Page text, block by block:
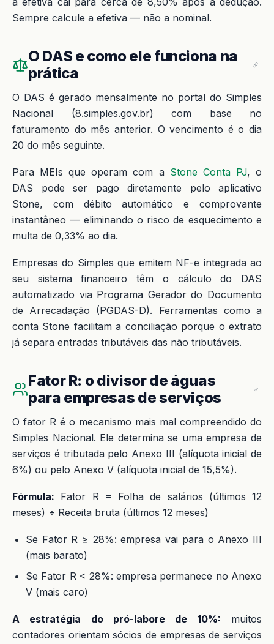
Sempre calcule a efetiva — não a nominal.
O DAS e como ele funciona na
prática
O DAS é gerado mensalmente no portal do Simples
Nacional (8.simples.gov.br) com base no
faturamento do mês anterior. O vencimento é o dia
20 do mês seguinte.
Para MEIs que operam com a Stone Conta PJ, o
DAS pode ser pago diretamente pelo aplicativo
Stone, com débito automático e comprovante
instantâneo — eliminando o risco de esquecimento e
multa de 0,33% ao dia.
Empresas do Simples que emitem NF-e integrada ao
seu sistema financeiro têm o cálculo do DAS
automatizado via Programa Gerador do Documento
de Arrecadação (PGDAS-D). Ferramentas como a
conta Stone facilitam a conciliação porque o extrato
já separa entradas tributáveis das não tributáveis.
Fator R: o divisor de águas
para empresas de serviços
O fator R é o mecanismo mais mal compreendido do
Simples Nacional. Ele determina se uma empresa de
serviços é tributada pelo Anexo III (alíquota inicial de
6%) ou pelo Anexo V (alíquota inicial de 15,5%).
Fórmula: Fator R = Folha de salários (últimos 12
meses) ÷ Receita bruta (últimos 12 meses)
Se Fator R ≥ 28%: empresa vai para o Anexo III
(mais barato)
Se Fator R < 28%: empresa permanece no Anexo
V (mais caro)
A estratégia do pró-labore de 10%: muitos
contadores orientam sócios de empresas de serviços